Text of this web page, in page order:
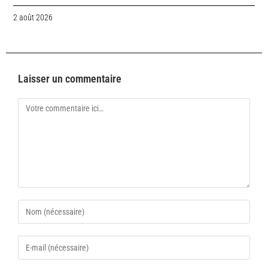
2 août 2026
Laisser un commentaire